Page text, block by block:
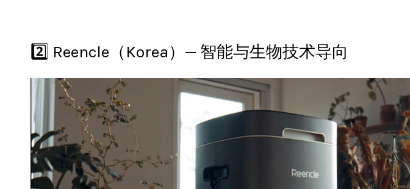
2️⃣ Reencle（Korea）— 智能与生物技术导向